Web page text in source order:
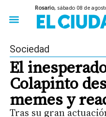
Rosario, sábado 08 de
Sociedad
El
Colapinto
memes y
Tras su gran